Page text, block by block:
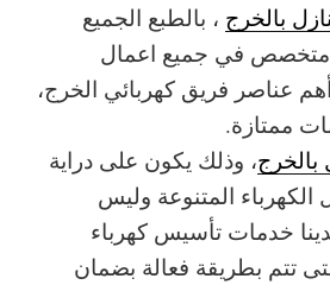
بالخرج ، بالطبع الجميع
متخصص في جميع اعمال
عناصر فريق كهربائي الخرج،
ممتازة.
بالخرج، وذلك يكون على دراية
المتنوعة وليس
خدمات تأسيس كهرباء
تتم بطريقة فعالة بضمان